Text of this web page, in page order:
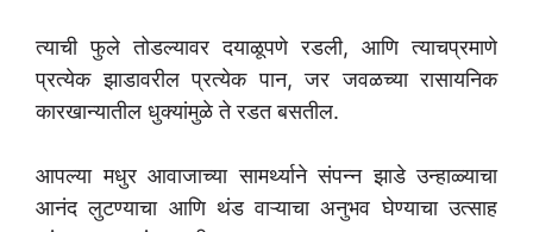
त्याची फुले तोडल्यावर दयाळूपणे रडली, आणि त्याचप्रमाणे
प्रत्येक झाडावरील प्रत्येक पान, जर जवळच्या रासायनिक
कारखान्यातील धुक्यांमुळे ते रडत बसतील.
आपल्या मधुर आवाजाच्या सामर्थ्याने संपन्न झाडे उन्हाळ्याचा
आनंद लुटण्याचा आणि थंड वाऱ्याचा अनुभव घेण्याचा उत्साह